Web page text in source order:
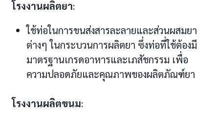
โรงงานผลิตยา:
ใช้ท่อในการขนส่งสารละลายและส่วนผสมยา
ต่างๆ ในกระบวนการผลิตยา ซึ่งท่อที่ใช้ต้องมี
มาตรฐานเกรดอาหารและเภสัชกรรม เพื่อ
ความปลอดภัยและคุณภาพของผลิตภัณฑ์ยา
โรงงานผลิตขนม: